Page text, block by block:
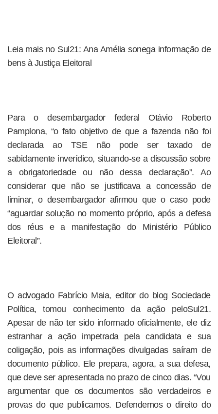
Leia mais no Sul21: Ana Amélia sonega informação de
bens à Justiça Eleitoral
Para o desembargador federal Otávio Roberto
Pamplona, “o fato objetivo de que a fazenda não foi
declarada ao TSE não pode ser taxado de
sabidamente inverídico, situando-se a discussão sobre
a obrigatoriedade ou não dessa declaração”. Ao
considerar que não se justificava a concessão de
liminar, o desembargador afirmou que o caso pode
“aguardar solução no momento próprio, após a defesa
dos réus e a manifestação do Ministério Público
Eleitoral”.
O advogado Fabrício Maia, editor do blog Sociedade
Política, tomou conhecimento da ação peloSul21.
Apesar de não ter sido informado oficialmente, ele diz
estranhar a ação impetrada pela candidata e sua
coligação, pois as informações divulgadas saíram de
documento público. Ele prepara, agora, a sua defesa,
que deve ser apresentada no prazo de cinco dias. “Vou
argumentar que os documentos são verdadeiros e
provas do que publicamos. Defendemos o direito do